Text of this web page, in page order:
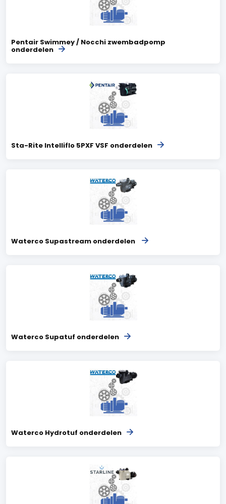
Pentair Swimmey / Nocchi zwembadpomp
onderdelen
Sta-Rite Intelliflo 5PXF VSF onderdelen
Waterco Supastream onderdelen
Waterco Supatuf onderdelen
Waterco Hydrotuf onderdelen